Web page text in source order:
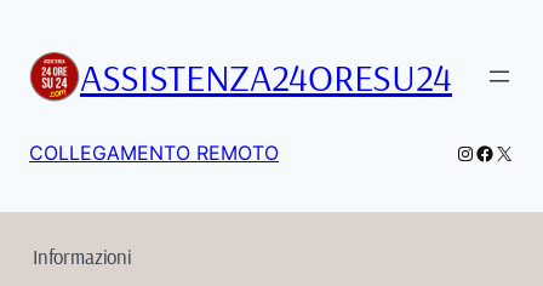
contenutoASSISTENZA24ORESU24
COLLEGAMENTO REMOTO X
Informazioni